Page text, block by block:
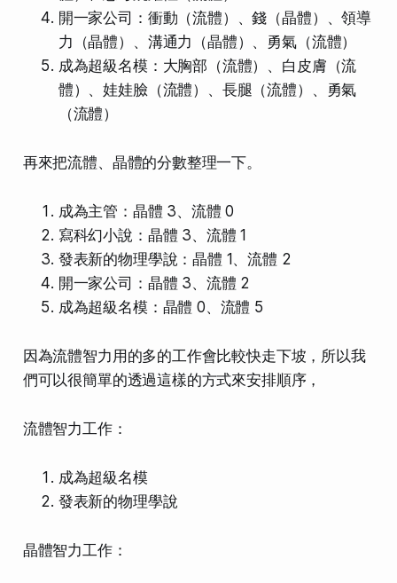
開一家公司：衝動（流體）、錢（晶體）、領導
力（晶體）、溝通力（晶體）、勇氣（流體）
成為超級名模：大胸部（流體）、白皮膚（流
體）、娃娃臉（流體）、長腿（流體）、勇氣
（流體）
再來把流體、晶體的分數整理一下。
成為主管：晶體 3、流體 0
寫科幻小說：晶體 3、流體 1
發表新的物理學說：晶體 1、流體 2
開一家公司：晶體 3、流體 2
成為超級名模：晶體 0、流體 5
因為流體智力用的多的工作會比較快走下坡，所以我
們可以很簡單的透過這樣的方式來安排順序，
流體智力工作：
成為超級名模
發表新的物理學說
晶體智力工作：